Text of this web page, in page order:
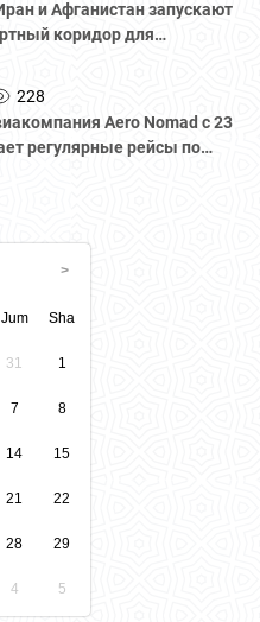
и Афганистан запускают
коридор для
228
Aero Nomad с 23
регулярные рейсы по
Jum Sha
31 1
7 8
14 15
21 22
28 29
4 5